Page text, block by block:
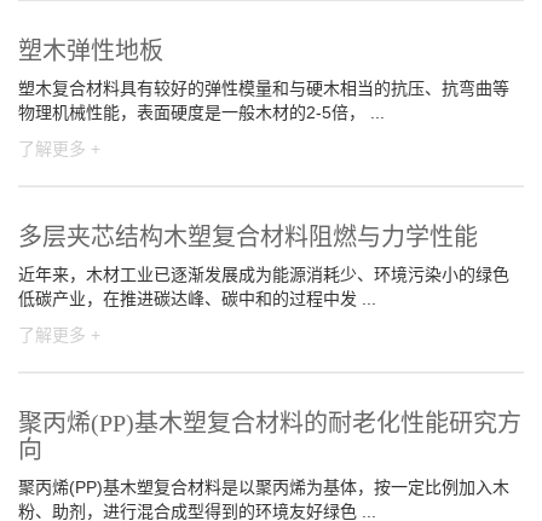
塑木弹性地板
塑木复合材料具有较好的弹性模量和与硬木相当的抗压、抗弯曲等
物理机械性能，表面硬度是一般木材的2-5倍， ...
了解更多 +
多层夹芯结构木塑复合材料阻燃与力学性能
近年来，木材工业已逐渐发展成为能源消耗少、环境污染小的绿色
低碳产业，在推进碳达峰、碳中和的过程中发 ...
了解更多 +
聚丙烯(PP)基木塑复合材料的耐老化性能研究方
向
聚丙烯(PP)基木塑复合材料是以聚丙烯为基体，按一定比例加入木
粉、助剂，进行混合成型得到的环境友好绿色 ...